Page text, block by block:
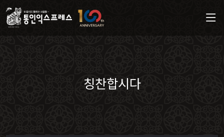
칭찬합시다